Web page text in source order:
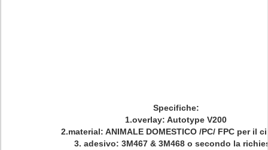
Specifiche:
1.overlay: Autotype V200
2.material: ANIMALE DOMESTICO /PC/ FPC per il
3. adesivo: 3M467 & 3M468 o secondo la